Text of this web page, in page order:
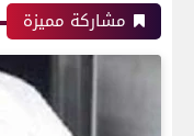
مشاركة مميزة
اتحاد العاصمة
الإفريقية للمرة